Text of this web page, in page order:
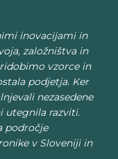
inovacijami in
založništva in
vzorce in
podjetja. Ker
nezasedene
utegnila razviti.
področje
v Sloveniji in